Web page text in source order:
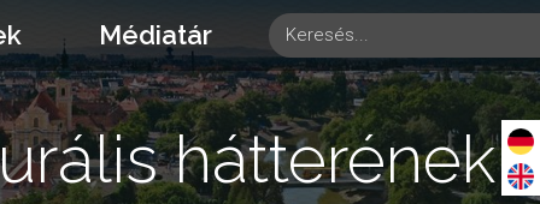
Médiatár
hátterének